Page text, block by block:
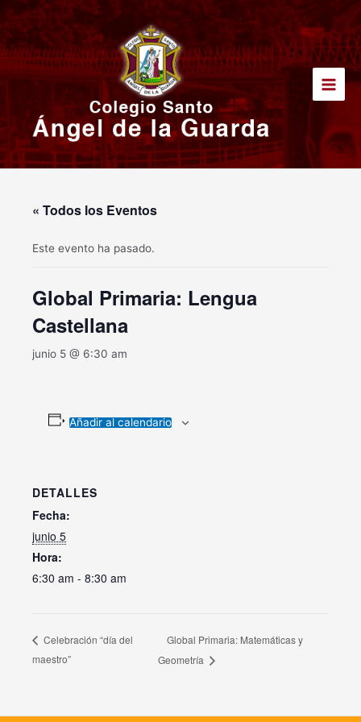
al
contenido
Main
« Todos los Eventos
Este evento ha pasado.
Global Primaria: Lengua
Castellana
junio 5 @ 6:30 am
Añadir al calendario
DETALLES
Fecha:
junio 5
Hora:
6:30 am - 8:30 am
Celebración “día del
maestro”
Global Primaria: Matemáticas y
Geometría